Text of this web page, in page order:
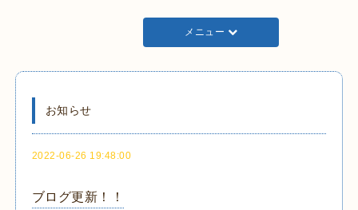
メニュー
お知らせ
2022-06-26 19:48:00
ブログ更新！！